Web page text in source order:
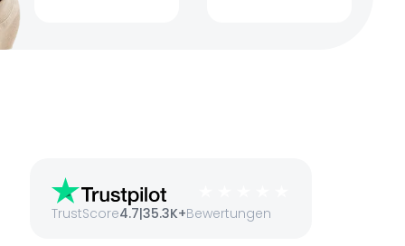
TrustScore4.7|35.3K+Bewertungen